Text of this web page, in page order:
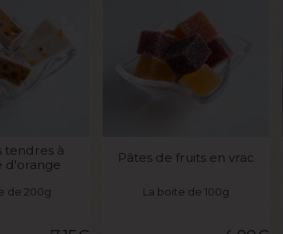
tendres à
d'orange
de 200g
Pâtes de fruits en vrac
La boite de 100g